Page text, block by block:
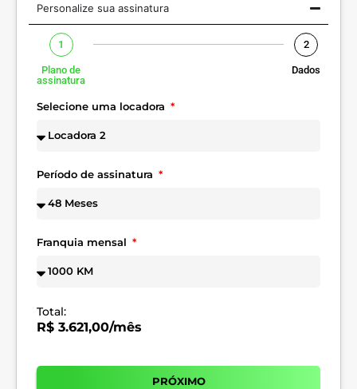
Personalize sua assinatura
1
Plano de
assinatura
2
Dados
Selecione uma locadora
Período de assinatura
Franquia mensal
Total:
R$ 3.621,00/mês
PRÓXIMO